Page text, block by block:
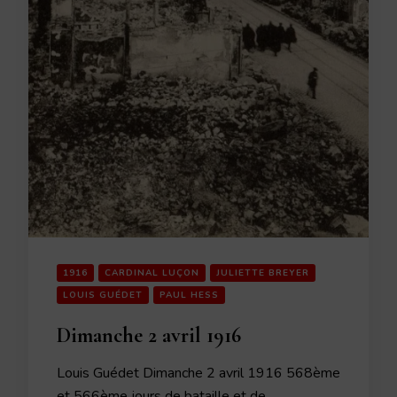
1916 CARDINAL LUÇON
JULIETTE BREYER
LOUIS GUÉDET
PAUL HESS
Dimanche 2 avril 1916
Louis Guédet Dimanche 2 avril 1916 568ème